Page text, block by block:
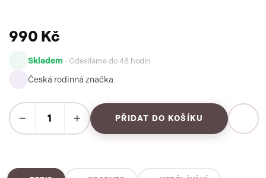
990 Kč
Skladem · Odesíláme do 48 hodin
Česká rodinná značka
− + PŘIDAT DO KOŠÍKU